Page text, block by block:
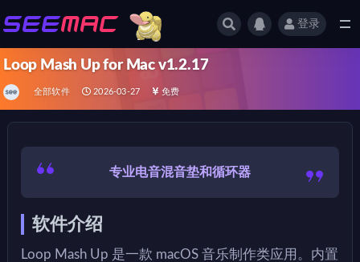
登录
Loop Mash Up for Mac v1.2.17
全部软件 2026-03-27 免费
专业电音混音垫和循环器
软件介绍
Loop Mash Up 是一款 macOS 音乐制作类应用。内置